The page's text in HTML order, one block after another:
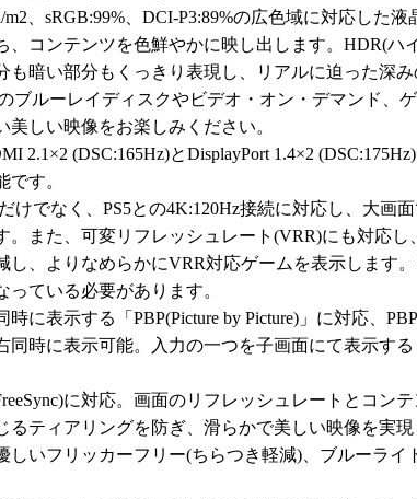
m2、sRGB:99%、DCI-P3:89%の広色域に対応した
、コンテンツを色鮮やかに映し出します。HDR(ハ
も暗い部分もくっきり表現し、リアルに迫った深
ブルーレイディスクやビデオ・オン・デマンド、
美しい映像をお楽しみください。
2.1×2 (DSC:165Hz)とDisplayPort 1.4×2
です。
けでなく、PS5との4K:120Hz接続に対応し、大画
。また、可変リフレッシュレート(VRR)にも対応し
し、よりなめらかにVRR対応ゲームを表示します
っている必要があります。
時に表示する「PBP(Picture by Picture)」に対応、
同時に表示可能。入力の一つを子画面にて表示する
に対応。画面のリフレッシュレートとコン
るティアリングを防ぎ、滑らかで美しい映像を実
しいフリッカーフリー(ちらつき軽減)、ブルーライ